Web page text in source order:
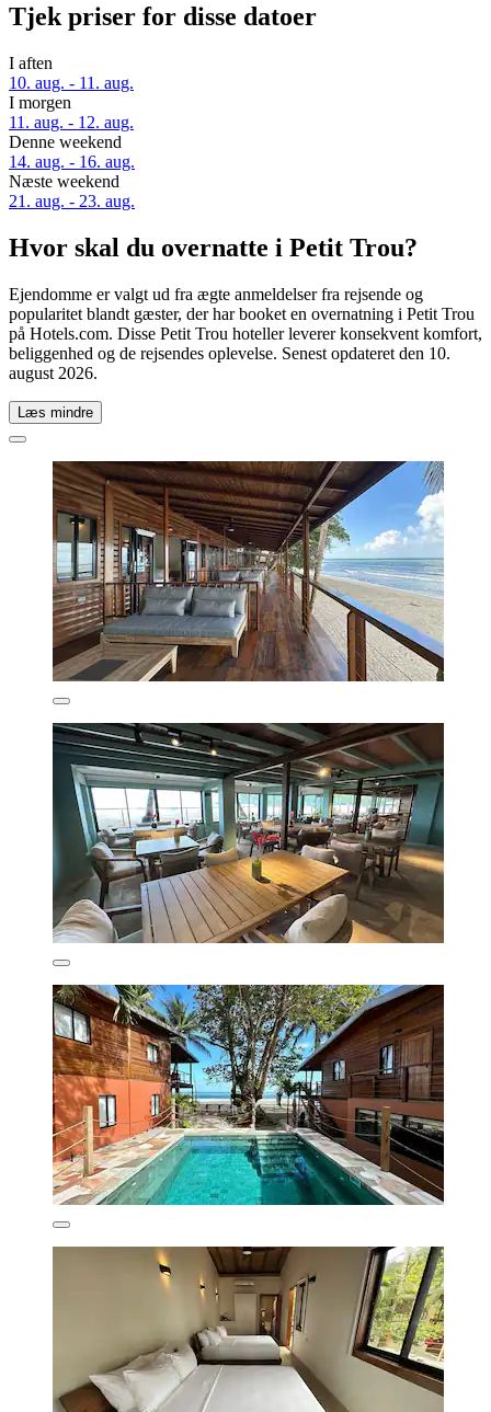
Tjek priser for disse datoer
I aften
10. aug. - 11. aug.
I morgen
11. aug. - 12. aug.
Denne weekend
14. aug. - 16. aug.
Næste weekend
21. aug. - 23. aug.
Hvor skal du overnatte i Petit Trou?
Ejendomme er valgt ud fra ægte anmeldelser fra rejsende og
popularitet blandt gæster, der har booket en overnatning i Petit Trou
på Hotels.com. Disse Petit Trou hoteller leverer konsekvent komfort,
beliggenhed og de rejsendes oplevelse. Senest opdateret den 10.
august 2026.
Læs mindre